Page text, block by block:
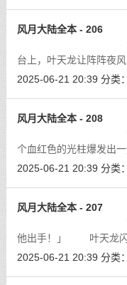
风月大陆全本 - 206
第二十集第
台上，叶天龙让阵阵夜
个下午的会议，他实在
2025-06-21 20:39 分类：
风月大陆全本 - 208
第二十一集
个血红色的光柱爆发出
女组成的圆环出现在青
2025-06-21 20:39 分类：
风月大陆全本 - 207
第二十一集
他出手！」 叶天龙闪
身冲出，因为她已经从
2025-06-21 20:39 分类：